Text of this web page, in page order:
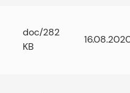
doc/282
KB